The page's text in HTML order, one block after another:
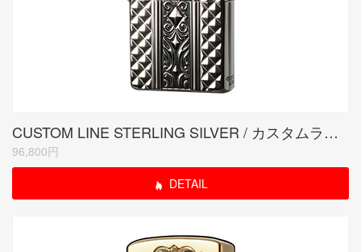
CUSTOM LINE STERLING SILVER / カスタムラインスターリングシルバー
96,800円
DETAIL